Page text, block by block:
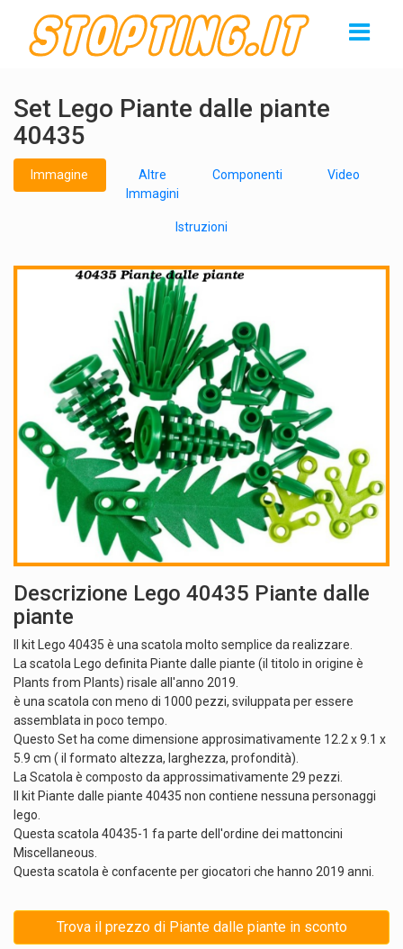
Set Lego Piante dalle piante
40435
Immagine
Altre
Immagini
Componenti Video
Istruzioni
Descrizione Lego 40435 Piante dalle
piante
Il kit Lego 40435 è una scatola molto semplice da realizzare.
La scatola Lego definita Piante dalle piante (il titolo in origine è
Plants from Plants) risale all'anno 2019.
è una scatola con meno di 1000 pezzi, sviluppata per essere
assemblata in poco tempo.
Questo Set ha come dimensione approsimativamente 12.2 x 9.1 x
5.9 cm ( il formato altezza, larghezza, profondità).
La Scatola è composto da approssimativamente 29 pezzi.
Il kit Piante dalle piante 40435 non contiene nessuna personaggi
lego.
Questa scatola 40435-1 fa parte dell'ordine dei mattoncini
Miscellaneous.
Questa scatola è confacente per giocatori che hanno 2019 anni.
Trova il prezzo di Piante dalle piante in sconto